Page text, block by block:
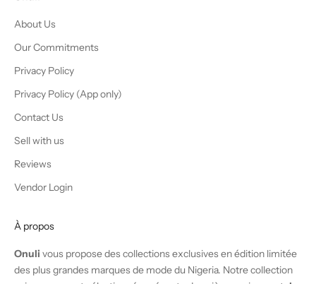
About Us
Our Commitments
Privacy Policy
Privacy Policy (App only)
Contact Us
Sell with us
Reviews
Vendor Login
À propos
Onuli vous propose des collections exclusives en édition limitée
des plus grandes marques de mode du Nigeria. Notre collection